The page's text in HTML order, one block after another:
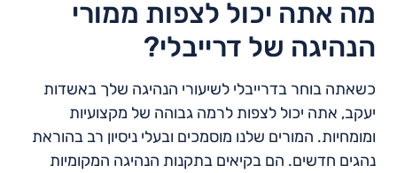
מה אתה יכול לצפות ממורי
הנהיגה של דרייבלי?
כשאתה בוחר בדרייבלי לשיעורי הנהיגה שלך באשדות
יעקב, אתה יכול לצפות לרמה גבוהה של מקצועיות
ומומחיות. המורים שלנו מוסמכים ובעלי ניסיון רב בהוראת
נהגים חדשים. הם בקיאים בתקנות הנהיגה המקומיות